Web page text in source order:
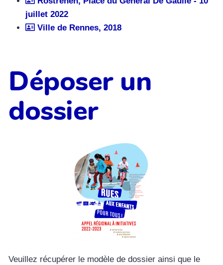
juillet 2022
Ville de Rennes, 2018
Déposer un
dossier
Veuillez récupérer le modèle de dossier ainsi que le